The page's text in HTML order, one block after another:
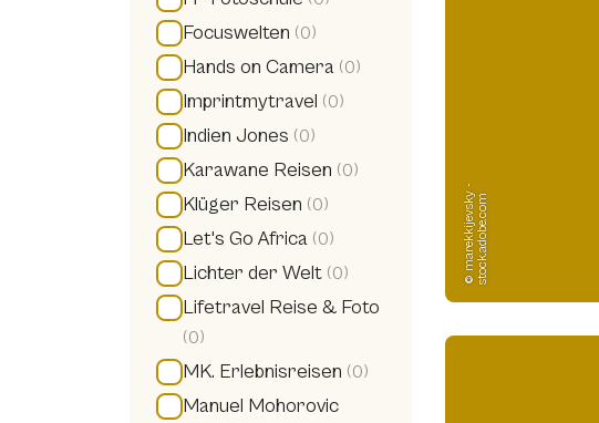
Focuswelten (0)
Hands on Camera (0)
Imprintmytravel (0)
Indien Jones (0)
Karawane Reisen (0)
Klüger Reisen (0)
Let's Go Africa (0)
Lichter der Welt (0)
Lifetravel Reise & Foto
(0)
MK. Erlebnisreisen (0)
Manuel Mohorovic
©
m
a
r
e
k
k
i
j
e
v
s
ky
-
s
t
o
c
k.
a
d
o
b
e.
c
om